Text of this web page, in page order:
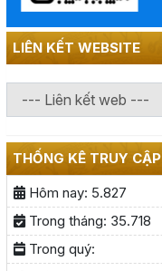
LIÊN KẾT WEBSITE
THỐNG KÊ TRUY CẬP
Hôm nay: 5.827
Trong tháng: 35.718
Trong quý: